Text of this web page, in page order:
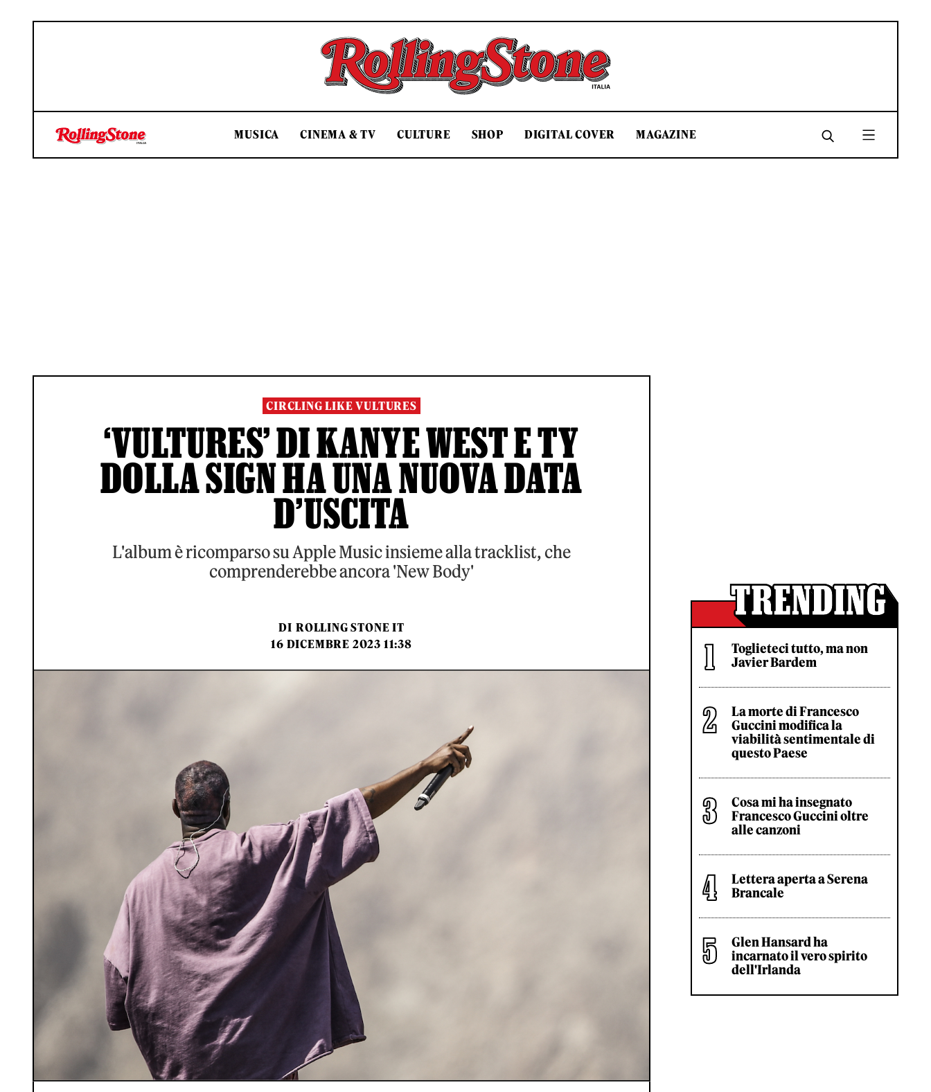
Rolling Stone Italia
MUSICA CINEMA & TV CULTURE SHOP DIGITAL COVER MAGAZINE
CIRCLING LIKE VULTURES
‘VULTURES’ DI KANYE WEST E TY
DOLLA SIGN HA UNA NUOVA DATA
D’USCITA
L'album è ricomparso su Apple Music insieme alla tracklist, che
comprenderebbe ancora 'New Body'
DI ROLLING STONE IT
16 DICEMBRE 2023 11:38
Toglieteci tutto, ma non
Javier Bardem
La morte di Francesco
Guccini modifica la
viabilità sentimentale di
questo Paese
Cosa mi ha insegnato
Francesco Guccini oltre
alle canzoni
Lettera aperta a Serena
Brancale
Glen Hansard ha
incarnato il vero spirito
dell'Irlanda